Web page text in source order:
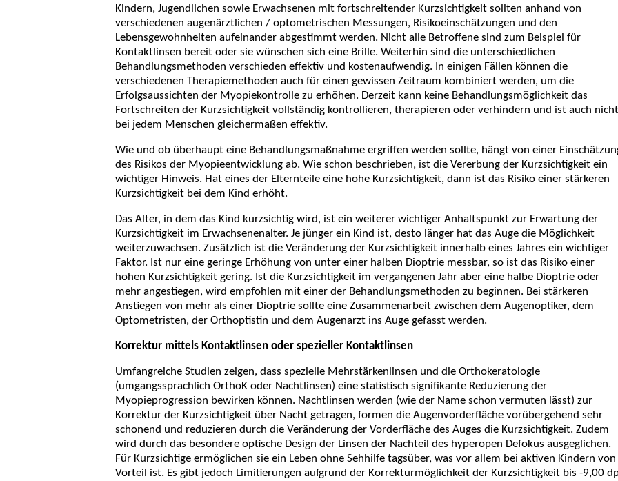
Kindern, Jugendlichen sowie Erwachsenen mit fortschreitender Kurzsichtigkeit sollten anhand von
verschiedenen augenärztlichen / optometrischen Messungen, Risikoeinschätzungen und den
Lebensgewohnheiten aufeinander abgestimmt werden. Nicht alle Betroffene sind zum Beispiel für
Kontaktlinsen bereit oder sie wünschen sich eine Brille. Weiterhin sind die unterschiedlichen
Behandlungsmethoden verschieden effektiv und kostenaufwendig. In einigen Fällen können die
verschiedenen Therapiemethoden auch für einen gewissen Zeitraum kombiniert werden, um die
Erfolgsaussichten der Myopiekontrolle zu erhöhen. Derzeit kann keine Behandlungsmöglichkeit das
Fortschreiten der Kurzsichtigkeit vollständig kontrollieren, therapieren oder verhindern und ist auch nicht
bei jedem Menschen gleichermaßen effektiv.
Wie und ob überhaupt eine Behandlungsmaßnahme ergriffen werden sollte, hängt von einer
des Risikos der Myopieentwicklung ab. Wie schon beschrieben, ist die Vererbung der Kurzsichtigkeit ein
wichtiger Hinweis. Hat eines der Elternteile eine hohe Kurzsichtigkeit, dann ist das Risiko einer stärkeren
Kurzsichtigkeit bei dem Kind erhöht.
Das Alter, in dem das Kind kurzsichtig wird, ist ein weiterer wichtiger Anhaltspunkt zur Erwartung der
Kurzsichtigkeit im Erwachsenenalter. Je jünger ein Kind ist, desto länger hat das Auge die Möglichkeit
weiterzuwachsen. Zusätzlich ist die Veränderung der Kurzsichtigkeit innerhalb eines Jahres ein wichtiger
Faktor. Ist nur eine geringe Erhöhung von unter einer halben Dioptrie messbar, so ist das Risiko einer
hohen Kurzsichtigkeit gering. Ist die Kurzsichtigkeit im vergangenen Jahr aber eine halbe Dioptrie oder
mehr angestiegen, wird empfohlen mit einer der Behandlungsmethoden zu beginnen. Bei stärkeren
Anstiegen von mehr als einer Dioptrie sollte eine Zusammenarbeit zwischen dem Augenoptiker, dem
Optometristen, der Orthoptistin und dem Augenarzt ins Auge gefasst werden.
Korrektur mittels Kontaktlinsen oder spezieller Kontaktlinsen
Umfangreiche Studien zeigen, dass spezielle Mehrstärkenlinsen und die Orthokeratologie
(umgangssprachlich OrthoK oder Nachtlinsen) eine statistisch signiﬁkante Reduzierung der
Myopieprogression bewirken können. Nachtlinsen werden (wie der Name schon vermuten lässt) zur
Korrektur der Kurzsichtigkeit über Nacht getragen, formen die Augenvorderﬂäche vorübergehend sehr
schonend und reduzieren durch die Veränderung der Vorderﬂäche des Auges die Kurzsichtigkeit. Zudem
wird durch das besondere optische Design der Linsen der Nachteil des hyperopen Defokus ausgeglichen.
Für Kurzsichtige ermöglichen sie ein Leben ohne Sehhilfe tagsüber, was vor allem bei aktiven Kindern von
Vorteil ist. Es gibt jedoch Limitierungen aufgrund der Korrekturmöglichkeit der Kurzsichtigkeit bis -9,00